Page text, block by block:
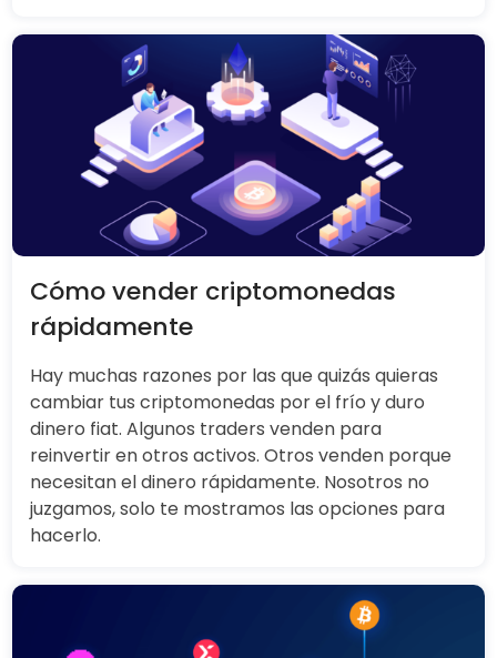
Cómo vender criptomonedas
rápidamente
Hay muchas razones por las que quizás quieras
cambiar tus criptomonedas por el frío y duro
dinero fiat. Algunos traders venden para
reinvertir en otros activos. Otros venden porque
necesitan el dinero rápidamente. Nosotros no
juzgamos, solo te mostramos las opciones para
hacerlo.